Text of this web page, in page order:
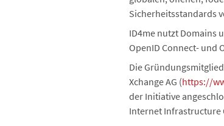
Sicherheitsstandards
ID4me nutzt Domains
OpenID Connect- und
Die
Xchange AG (https://
der Initiative
Internet Infrastructure